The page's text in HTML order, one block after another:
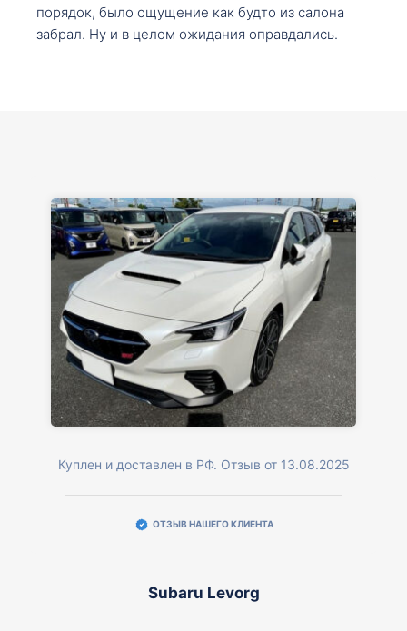
порядок, было ощущение как будто из салона
забрал. Ну и в целом ожидания оправдались.
Куплен и доставлен в РФ. Отзыв от 13.08.2025
ОТЗЫВ НАШЕГО КЛИЕНТА
Subaru Levorg